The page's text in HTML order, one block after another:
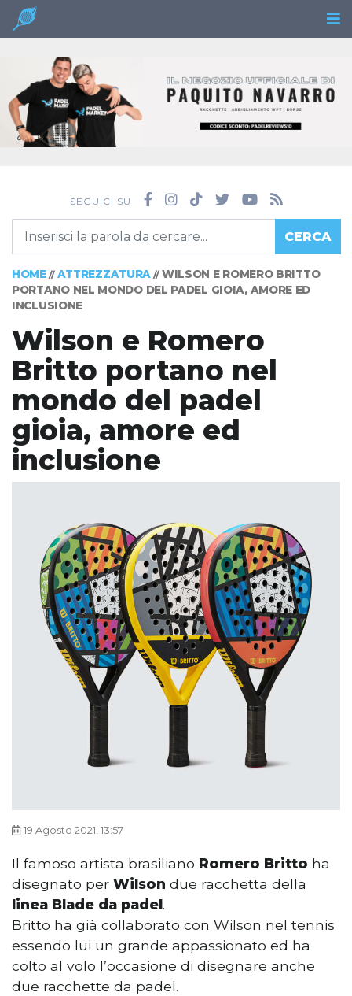
SEGUICI SU
CERCA
HOME// ATTREZZATURA // WILSON E ROMERO BRITTO
PORTANO NEL MONDO DEL PADEL GIOIA, AMORE ED
INCLUSIONE
Wilson e Romero
Britto portano nel
mondo del padel
gioia, amore ed
inclusione
19 Agosto 2021, 13:57
Il famoso artista brasiliano Romero Britto ha
disegnato per Wilson due racchetta della
linea Blade da padel.
Britto ha già collaborato con Wilson nel tennis
essendo lui un grande appassionato ed ha
colto al volo l’occasione di disegnare anche
due racchette da padel.